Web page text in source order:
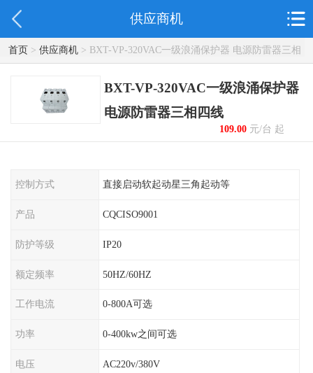
供应商机
首页> 供应商机> BXT-VP-320VAC一级浪涌保护器 电源防雷器三相
四线
BXT-VP-320VAC一级浪涌保护器
电源防雷器三相四线
109.00元/台 起
控制方式 直接启动软起动星三角起动等
产品 CQCISO9001
防护等级 IP20
额定频率 50HZ/60HZ
工作电流 0-800A可选
功率 0-400kw之间可选
电压 AC220v/380V